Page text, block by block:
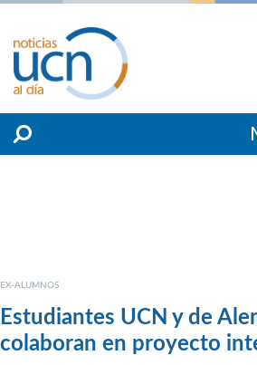
EX-ALUMNOS
Estudiantes UCN y de
colaboran en proyecto